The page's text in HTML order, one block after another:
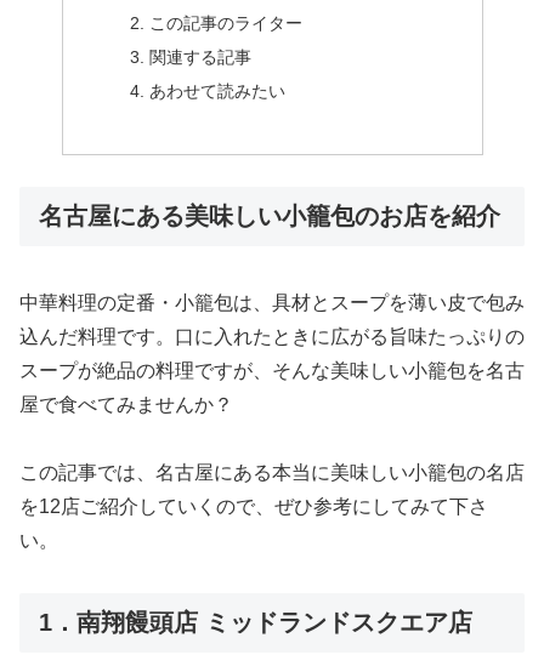
この記事のライター
関連する記事
あわせて読みたい
名古屋にある美味しい小籠包のお店を紹介
中華料理の定番・小籠包は、具材とスープを薄い皮で包み
込んだ料理です。口に入れたときに広がる旨味たっぷりの
スープが絶品の料理ですが、そんな美味しい小籠包を名古
屋で食べてみませんか？
この記事では、名古屋にある本当に美味しい小籠包の名店
を12店ご紹介していくので、ぜひ参考にしてみて下さ
い。
1．南翔饅頭店 ミッドランドスクエア店